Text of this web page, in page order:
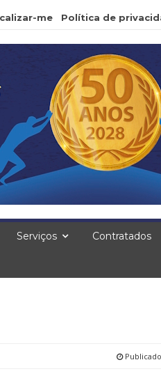
me Política de
Serviços Contratados